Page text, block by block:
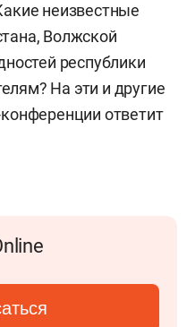
неизвестные
Волжской
республики
На эти и другие
ответит